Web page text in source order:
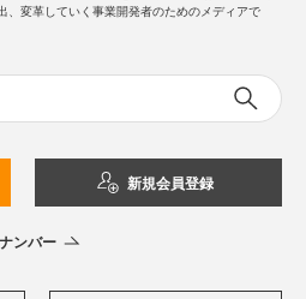
、変革していく事業開発者のためのメディアで
新規会員登録
ンバー